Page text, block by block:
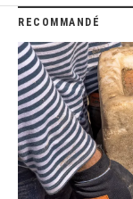
RECOMMANDÉ